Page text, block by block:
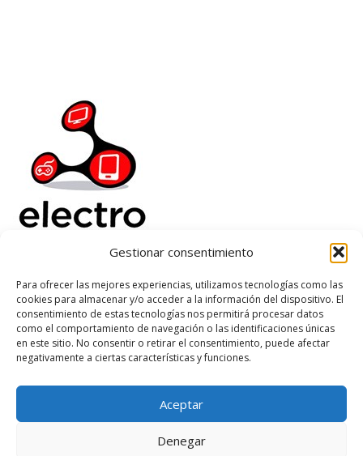
Gestionar consentimiento
Para ofrecer las mejores experiencias, utilizamos tecnologías como las
cookies para almacenar y/o acceder a la información del dispositivo. El
consentimiento de estas tecnologías nos permitirá procesar datos
como el comportamiento de navegación o las identificaciones únicas
en este sitio. No consentir o retirar el consentimiento, puede afectar
negativamente a ciertas características y funciones.
Aceptar
Denegar
Electrorenover
Ayuda
Legal
Suscribete